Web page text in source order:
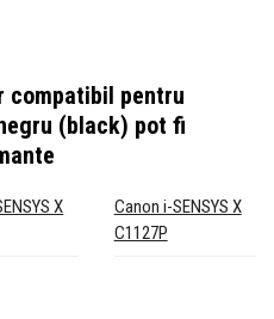
compatibil pentru
(black) pot fi
X
Canon i-SENSYS X
C1127P